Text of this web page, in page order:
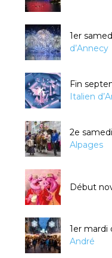
1er
d’Annecy
Fin
Italien
2e
Alpages
Début
1er mardi
André